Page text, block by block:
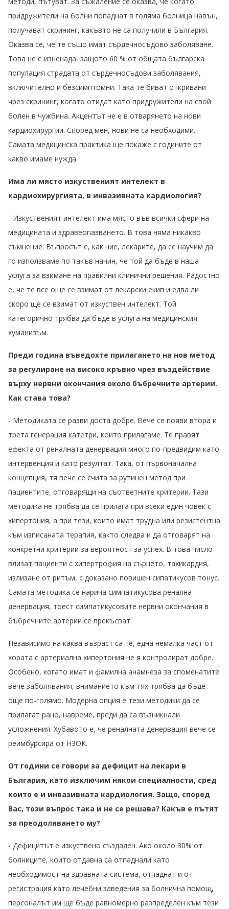
придружители на болни попаднат в голяма болница навън,
получават скрининг, какъвто не са получили в България.
Оказва се, че те също имат сърдечносъдово заболяване.
Това не е изненада, защото 60 % от общата българска
популация страдата от сърдечносъдови заболявания,
включително и безсимптомни. Така те биват откривани
чрез скрининг, когато отидат като придружители на свой
болен в чужбина. Акцентът не е в отварянето на нови
кардиохирургии. Според мен, нови не са необходими.
Самата медицинска практика ще покаже с годините от
какво имаме нужда.
Има ли място изкуственият интелект в
кардиохирургията, в инвазивната кардиология?
- Изкуственият интелект има място във всички сфери на
медицината и здравеопазването. В това няма никакво
съмнение. Въпросът е, как ние, лекарите, да се научим да
го използваме по такъв начин, че той да бъде в наша
услуга за взимане на правилни клинични решения. Радостно
е, че те все още се взимат от лекарски екип и едва ли
скоро ще се взимат от изкуствен интелект. Той
категорично трябва да бъде в услуга на медицинския
хуманизъм.
Преди година въведохте прилагането на нов метод
за регулиране на високо кръвно чрез въздействие
върху нервни окончания около бъбречните артерии.
Как става това?
- Методиката се разви доста добре. Вече се появи втора и
трета генерация катетри, които прилагаме. Те правят
ефекта от реналната денервация много по-предвидим като
интервенция и като резултат. Така, от първоначална
концепция, тя вече се счита за рутинен метод при
пациентите, отговарящи на съответните критерии. Тази
методика не трябва да се прилага при всеки един човек с
хипертония, а при тези, които имат трудна или резистентна
към изписаната терапия, както следва и да отговарят на
конкретни критерии за вероятност за успех. В това число
влизат пациенти с хипертрофия на сърцето, тахикардия,
излизане от ритъм, с доказано повишен сипатикусов тонус.
Самата методика се нарича симпатикусова ренална
денервация, тоест симпатикусовите нервни окончания в
бъбречните артерии се прекъсват.
Независимо на каква възраст са те, една немалка част от
хората с артериална хипертония не я контролират добре.
Особено, когато имат и фамилна анамнеза за споменатите
вече заболявания, вниманието към тях трябва да бъде
още по-голямо. Модерна опция е тези методики да се
прилагат рано, навреме, преди да са възникнали
усложнения. Хубавото е, че реналната денервация вече се
реимбурсира от НЗОК.
От години се говори за дефицит на лекари в
България, като изключим някои специалности, сред
които е и инвазивната кардиология. Защо, според
Вас, този въпрос така и не се решава? Какъв е пътят
за преодоляването му?
- Дефицитът е изкуствено създаден. Ако около 30% от
болниците, които отдавна са отпаднали като
необходимост на здравната система, отпаднат и от
регистрация като лечебни заведения за болнична помощ,
персоналът им ще бъде равномерно разпределен към тези